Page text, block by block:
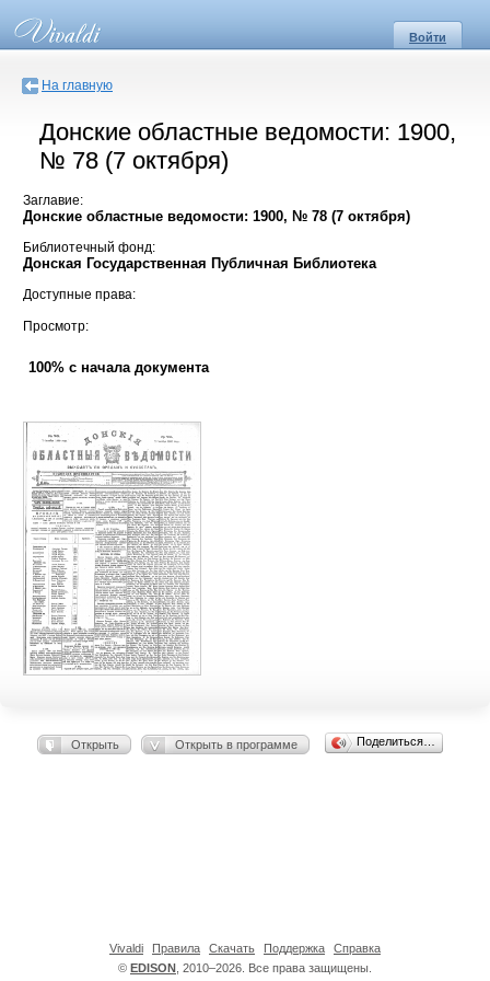
Войти
На главную
Донские областные ведомости: 1900,
№ 78 (7 октября)
Заглавие:
Донские областные ведомости: 1900, № 78 (7 октября)
Библиотечный фонд:
Донская Государственная Публичная Библиотека
Доступные права:
Просмотр:
100% с начала документа
Открыть Открыть в программе Поделиться…
© EDISON , 2010–2026. Все права защищены.
Vivaldi Правила Скачать Поддержка Справка